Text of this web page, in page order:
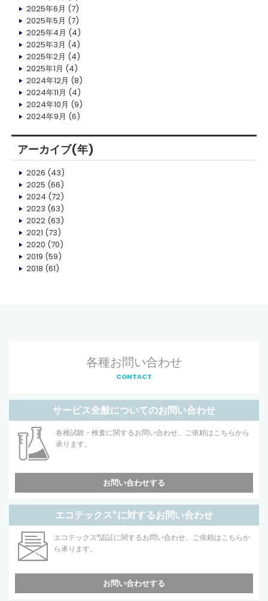
2025年6月 (7)
2025年5月 (7)
2025年4月 (4)
2025年3月 (4)
2025年2月 (4)
2025年1月 (4)
2024年12月 (8)
2024年11月 (4)
2024年10月 (9)
2024年9月 (6)
アーカイブ(年)
2026 (43)
2025 (66)
2024 (72)
2023 (63)
2022(63)
2021 (73)
2020 (70)
2019 (59)
2018 (61)
各種お問い合わせ
CONTACT
サービス全般についてのお問い合わせ
各種試験・検査に関するお問い合わせ、ご依頼はこちらから
承ります。
お問い合わせする
エコテックス®に対するお問い合わせ
エコテックス®認証に関するお問い合わせ、ご依頼はこちらか
ら承ります。
お問い合わせする